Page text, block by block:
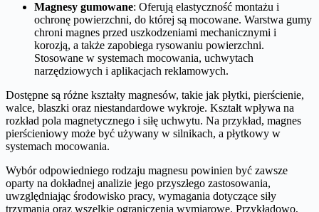
Magnesy gumowane: Oferują elastyczność montażu i
ochronę powierzchni, do której są mocowane. Warstwa gumy
chroni magnes przed uszkodzeniami mechanicznymi i
korozją, a także zapobiega rysowaniu powierzchni.
Stosowane w systemach mocowania, uchwytach
narzędziowych i aplikacjach reklamowych.
Dostępne są różne kształty magnesów, takie jak płytki, pierścienie,
walce, blaszki oraz niestandardowe wykroje. Kształt wpływa na
rozkład pola magnetycznego i siłę uchwytu. Na przykład, magnes
pierścieniowy może być używany w silnikach, a płytkowy w
systemach mocowania.
Wybór odpowiedniego rodzaju magnesu powinien być zawsze
oparty na dokładnej analizie jego przyszłego zastosowania,
uwzględniając środowisko pracy, wymagania dotyczące siły
trzymania oraz wszelkie ograniczenia wymiarowe. Przykładowo,